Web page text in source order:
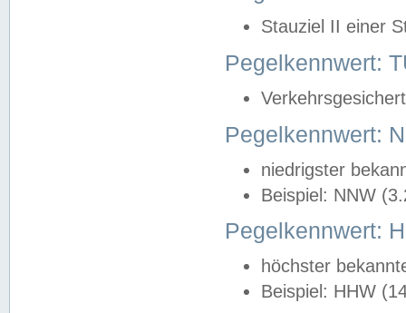
Stauziel II einer
Pegelkennwert:
Pegelkennwert:
niedrigster
Beispiel: NNW
Pegelkennwert:
höchster
Beispiel: HHW